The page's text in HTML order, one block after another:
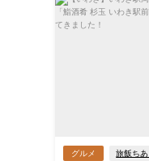
グルメ 旅飯ちあ